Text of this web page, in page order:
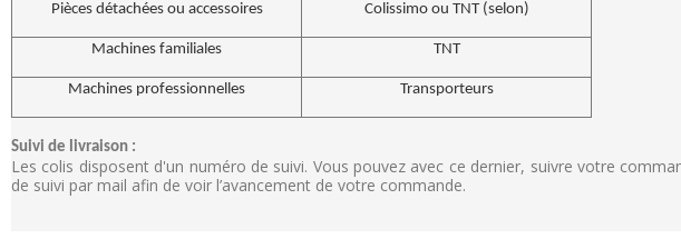
Pièces détachées ou accessoires Colissimo ou TNT (selon)
Machines familiales TNT
Machines professionnelles Transporteurs
Suivi de livraison :
Les colis disposent d'un numéro de suivi. Vous pouvez avec ce dernier, suivre votre
de suivi par mail afin de voir l’avancement de votre commande.